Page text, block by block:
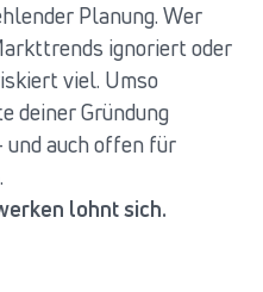
Planung. Wer
ignoriert oder
viel. Umso
deiner Gründung
auch offen für
lohnt sich.